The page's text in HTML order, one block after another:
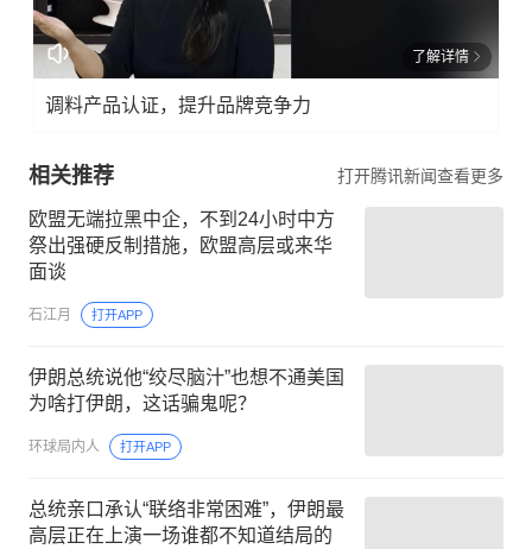
了解详情
调料产品认证，提升品牌竞争力
相关推荐 打开腾讯新闻查看更多
欧盟无端拉黑中企，不到24小时中方
祭出强硬反制措施，欧盟高层或来华
面谈
石江月 打开APP
伊朗总统说他“绞尽脑汁”也想不通美国
为啥打伊朗，这话骗鬼呢？
环球局内人 打开APP
总统亲口承认“联络非常困难”，伊朗最
高层正在上演一场谁都不知道结局的